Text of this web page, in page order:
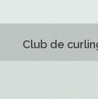
Club de